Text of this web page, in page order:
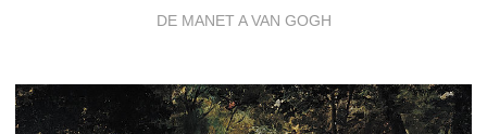
DE MANET A VAN GOGH